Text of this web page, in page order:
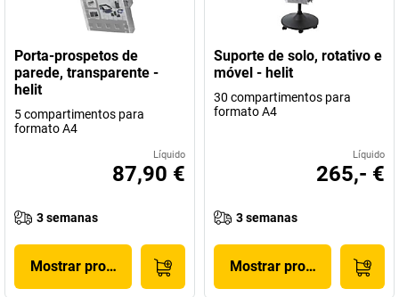
Porta-prospetos de
parede, transparente -
helit
5 compartimentos para
formato A4
Líquido
87,90 €
3 semanas
Mostrar produto
Suporte de solo, rotativo e
móvel - helit
30 compartimentos para
formato A4
Líquido
265,- €
3 semanas
Mostrar produto